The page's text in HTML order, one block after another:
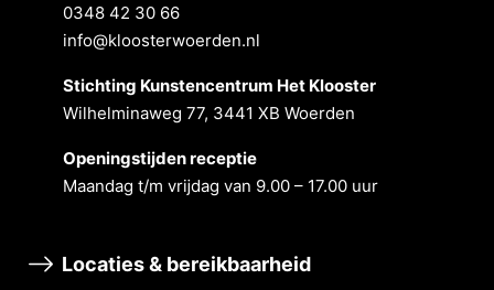
0348 42 30 66
info@kloosterwoerden.nl
Stichting Kunstencentrum Het Klooster
Wilhelminaweg 77, 3441 XB Woerden
Openingstĳden receptie
Maandag t/m vrĳdag van 9.00 – 17.00 uur
Locaties & bereikbaarheid